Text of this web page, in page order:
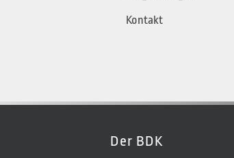
Kontakt
Der BDK